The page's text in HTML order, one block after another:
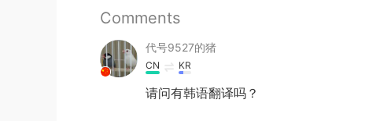
Comments
代号9527的猪
CN KR
请问有韩语翻译吗？